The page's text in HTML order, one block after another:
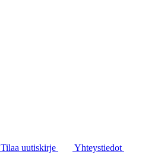
Tilaa uutiskirje Yhteystiedot